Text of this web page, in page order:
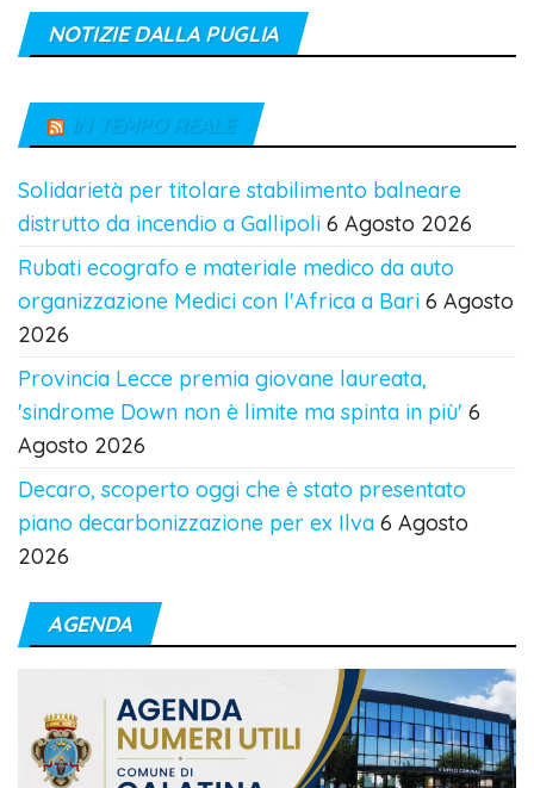
NOTIZIE DALLA PUGLIA
IN TEMPO REALE
Solidarietà per titolare stabilimento balneare
distrutto da incendio a Gallipoli 6 Agosto 2026
Rubati ecografo e materiale medico da auto
organizzazione Medici con l'Africa a Bari 6 Agosto
2026
Provincia Lecce premia giovane laureata,
'sindrome Down non è limite ma spinta in più' 6
Agosto 2026
Decaro, scoperto oggi che è stato presentato
piano decarbonizzazione per ex Ilva 6 Agosto
2026
AGENDA